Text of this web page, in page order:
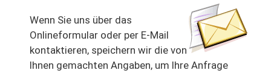
Wenn Sie uns über das
Onlineformular oder per E-Mail
kontaktieren, speichern wir die von
Ihnen gemachten Angaben, um Ihre Anfrage